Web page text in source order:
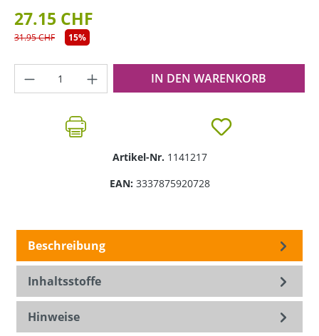
27.15 CHF
31.95 CHF 15%
Produkt Anzahl: Gib den gewünschten
IN DEN WARENKORB
Artikel-Nr. 1141217
EAN: 3337875920728
Beschreibung
Inhaltsstoffe
Hinweise